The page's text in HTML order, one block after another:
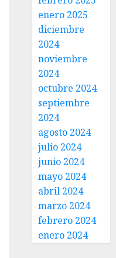
enero 2025
diciembre
2024
noviembre
2024
octubre 2024
septiembre
2024
agosto 2024
julio 2024
junio 2024
mayo 2024
abril 2024
marzo 2024
febrero 2024
enero 2024